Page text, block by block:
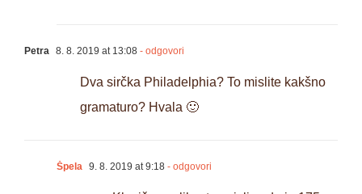
Petra 8. 8. 2019 at 13:08 - odgovori
Dva sirčka Philadelphia? To mislite kakšno
gramaturo? Hvala 🙂
Špela 9. 8. 2019 at 9:18 - odgovori